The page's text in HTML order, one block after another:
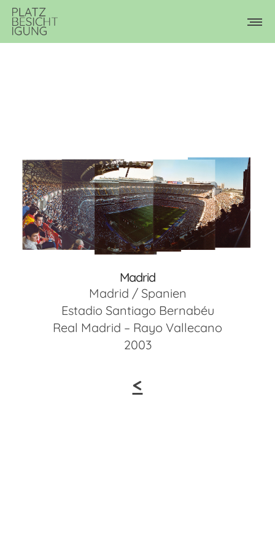
Madrid
Madrid / Spanien
Estadio Santiago Bernabéu
Real Madrid – Rayo Vallecano
2003
<